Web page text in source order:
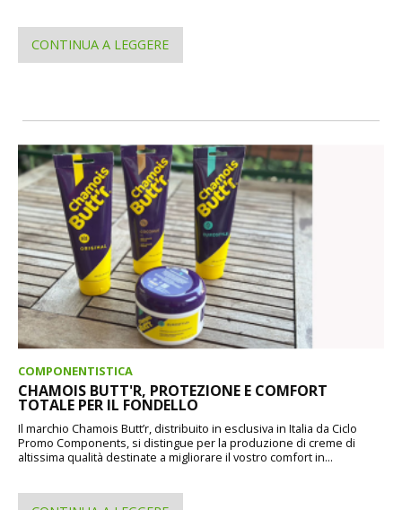
CONTINUA A LEGGERE
COMPONENTISTICA
CHAMOIS BUTT'R, PROTEZIONE E COMFORT
TOTALE PER IL FONDELLO
Il marchio Chamois Butt’r, distribuito in esclusiva in Italia da Ciclo
Promo Components, si distingue per la produzione di creme di
altissima qualità destinate a migliorare il vostro comfort in...